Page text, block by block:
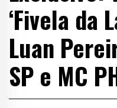
‘Fivela da
Luan
SP e MC